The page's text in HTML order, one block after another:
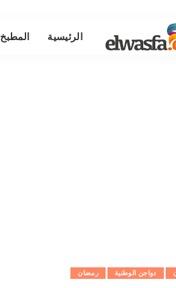
الرئيسية المطبخ
دواجن الوطنية رمضان